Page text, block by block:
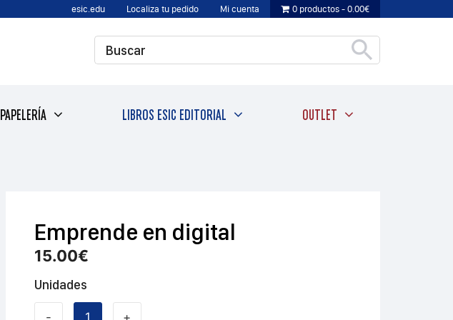
esic.edu Localiza tu pedido Mi cuenta 0 productos 0.00€
PAPELERÍA LIBROS ESIC EDITORIAL OUTLET
Emprende en digital
15.00€
Unidades
- +